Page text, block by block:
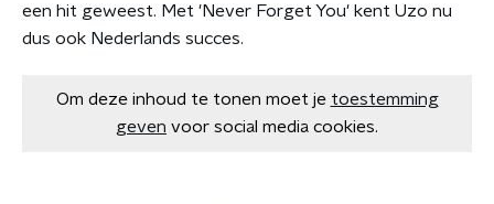
een hit geweest. Met 'Never Forget You' kent Uzo nu
dus ook Nederlands succes.
Om deze inhoud te tonen moet je toestemming
geven voor social media cookies.